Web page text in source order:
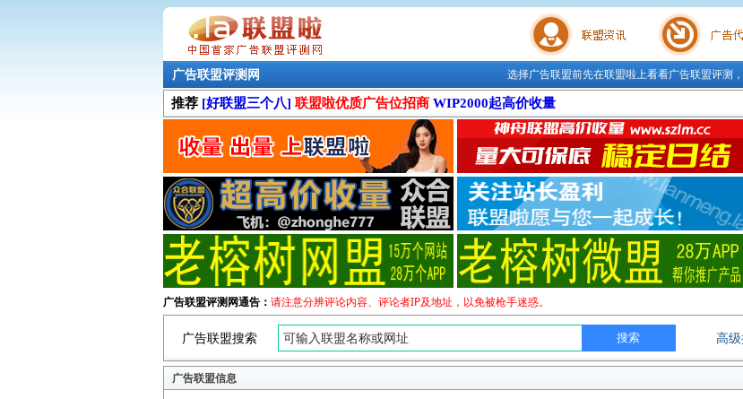
联盟学院 广告代码
选择广告联盟前先在联盟啦上看看广告联盟评测
广告联盟评测网
推荐 [好联盟三个八] 联盟啦优质广告位招商 WIP2000起高价收量
广告联盟评测网通告： 请注意分辨评论内容、评论者IP及地址，以免被枪手迷惑。
广告联盟搜索 高
广告联盟信息